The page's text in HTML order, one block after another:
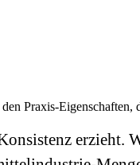
Praxis-Eigenschaften,
erzieht.